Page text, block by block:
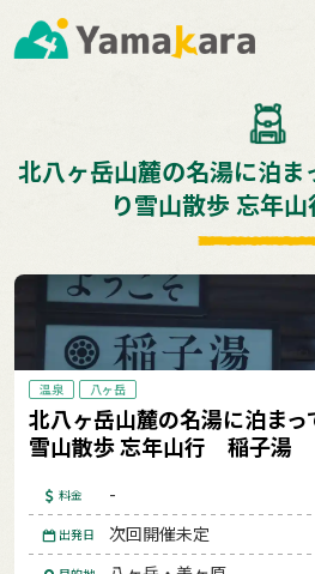
北八ヶ岳山麓の名湯に泊ま
り雪山散歩 忘年
温泉 八ヶ岳
北八ヶ岳山麓の名湯に泊ま
雪山散歩 忘年山行 稲子湯
料金 -
出発日 次回開催未定